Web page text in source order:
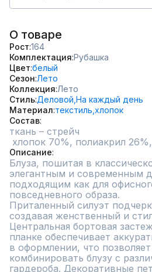
О товаре
Рост 164
Комплектация Рубашка
Цвет белый
Сезон Лето
Коллекция Лето
Стиль Деловой, На каждый день
Материал текстиль, хлопок
Состав
ткань – стрейч
хлопок 70%, полиакрил
Описание
Блуза, пошитая в
элегантным и современным
подходящим как для
повседневного образа.
Приталенный силуэт
создавая женственный и
Центральная бортовая
планке обеспечивает
в оформлении, что позволяет
комбинировать блузу с
гардероба. Декоративные